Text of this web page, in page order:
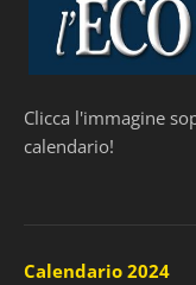
Clicca l'immagine
calendario!
Calendario 2024